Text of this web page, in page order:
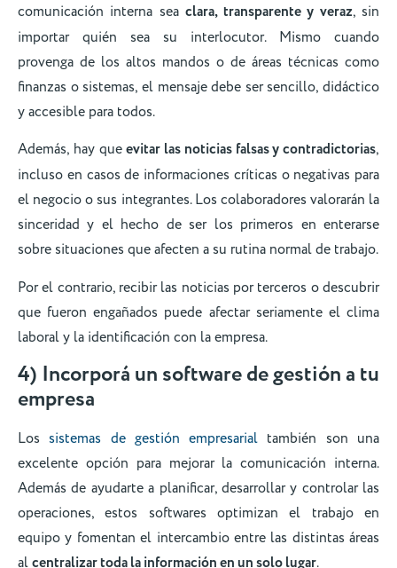
comunicación interna seaclara, transparente y veraz, sin
importar quién sea su interlocutor. Mismo cuando
provenga de los altos mandos o de áreas técnicas como
finanzas o sistemas, el mensaje debe ser sencillo, didáctico
y accesible para todos.
Además, hay queevitar las noticias falsas y contradictorias,
incluso en casos de informaciones críticas o negativas para
el negocio o sus integrantes. Los colaboradores valorarán la
sinceridad y el hecho de ser los primeros en enterarse
sobre situaciones que afecten a su rutina normal de trabajo.
Por el contrario, recibir las noticias por terceros o descubrir
que fueron engañados puede afectar seriamente el clima
laboral y la identificación con la empresa.
4) Incorporá un software de gestión a tu
empresa
Los sistemas de gestión empresarial también son una
excelente opción para mejorar la comunicación interna.
Además de ayudarte a planificar, desarrollar y controlar las
operaciones, estos softwares optimizan el trabajo en
equipo y fomentan el intercambio entre las distintas áreas
alcentralizar toda la información en un solo lugar.